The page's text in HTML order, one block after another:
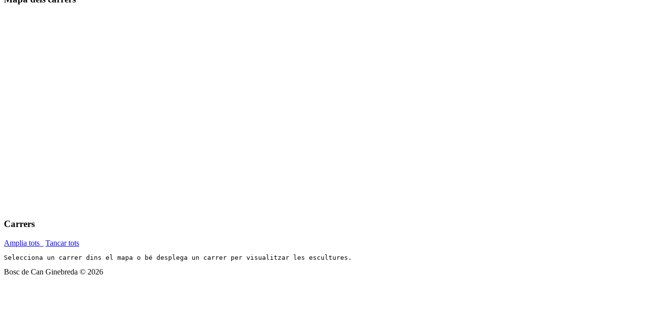
Carrers
Amplia tots Tancar tots
Selecciona un carrer dins el mapa o bé desplega un carrer per visualitzar les escultures.
Bosc de Can Ginebreda © 2026